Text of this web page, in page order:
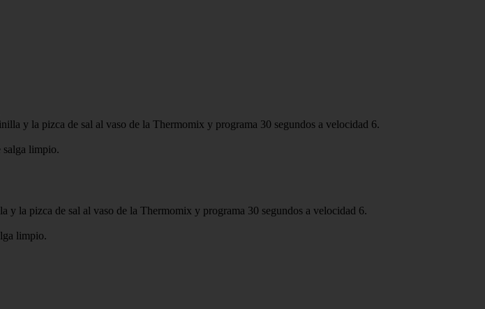
y la pizca de sal al vaso de la Thermomix y programa 30 segundos a velocidad 6.
salga limpio.
y la pizca de sal al vaso de la Thermomix y programa 30 segundos a velocidad 6.
limpio.